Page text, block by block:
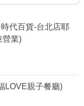
代百貨-台北店耶
營業)
LOVE親子餐廳)